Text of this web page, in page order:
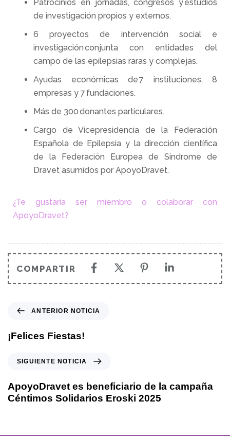
Patrocinios en jornadas, congresos y estudios
de investigación propios y externos.
6 proyectos de intervención social e
investigación conjunta con entidades del
campo de las epilepsias raras y complejas.
Ayudas económicas de 7 instituciones, 8
empresas y 7 fundaciones.
Más de 300 donantes particulares.
Cargo de Vicepresidencia de la Federación
Española de Epilepsia y la dirección científica
de la Federación Europea de Síndrome de
Dravet asumidos por ApoyoDravet.
¿Te gustaría ser miembro o colaborar con
ApoyoDravet?
COMPARTIR
ANTERIOR NOTICIA
¡Felices Fiestas!
SIGUIENTE NOTICIA
ApoyoDravet es beneficiario de la campaña
Céntimos Solidarios Eroski 2025